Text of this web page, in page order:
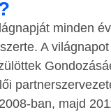
minden
A
ban, majd